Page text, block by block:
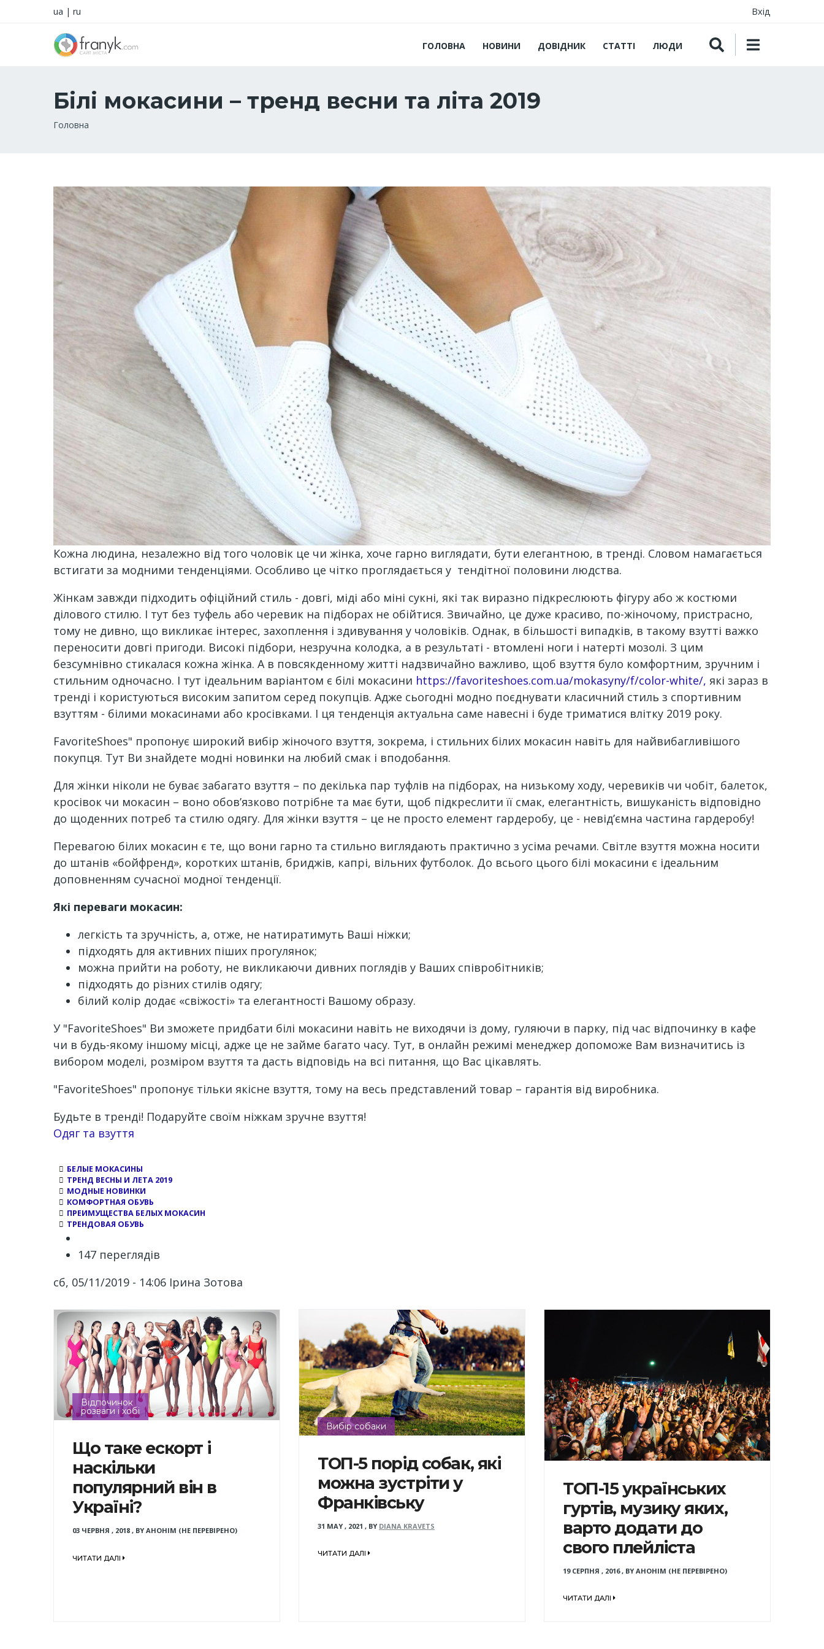
ua | ru Вхід
ГОЛОВНА НОВИНИ ДОВІДНИК СТАТТІ ЛЮДИ
Білі мокасини – тренд весни та літа 2019
Рядок
Головна
Кожна людина, незалежно від того чоловік це чи жінка, хоче гарно виглядати, бути елегантною, в тренді. Словом намагається
встигати за модними тенденціями. Особливо це чітко проглядається у тендітної половини людства.
Жінкам завжди підходить офіційний стиль - довгі, міді або міні сукні, які так виразно підкреслюють фігуру або ж костюми
ділового стилю. І тут без туфель або черевик на підборах не обійтися. Звичайно, це дуже красиво, по-жіночому, пристрасно,
тому не дивно, що викликає інтерес, захоплення і здивування у чоловіків. Однак, в більшості випадків, в такому взутті важко
переносити довгі пригоди. Високі підбори, незручна колодка, а в результаті - втомлені ноги і натерті мозолі. З цим
безсумнівно стикалася кожна жінка. А в повсякденному житті надзвичайно важливо, щоб взуття було комфортним, зручним і
стильним одночасно. І тут ідеальним варіантом є білі мокасини https://favoriteshoes.com.ua/mokasyny/f/color-white/, які зараз в
тренді і користуються високим запитом серед покупців. Адже сьогодні модно поєднувати класичний стиль з спортивним
взуттям - білими мокасинами або кросівками. І ця тенденція актуальна саме навесні і буде триматися влітку 2019 року.
FavoriteShoes" пропонує широкий вибір жіночого взуття, зокрема, і стильних білих мокасин навіть для найвибагливішого
покупця. Тут Ви знайдете модні новинки на любий смак і вподобання.
Для жінки ніколи не буває забагато взуття – по декілька пар туфлів на підборах, на низькому ходу, черевиків чи чобіт, балеток,
кросівок чи мокасин – воно обов’язково потрібне та має бути, щоб підкреслити її смак, елегантність, вишуканість відповідно
до щоденних потреб та стилю одягу. Для жінки взуття – це не просто елемент гардеробу, це - невід’ємна частина гардеробу!
Перевагою білих мокасин є те, що вони гарно та стильно виглядають практично з усіма речами. Світле взуття можна носити
до штанів «бойфренд», коротких штанів, бриджів, капрі, вільних футболок. До всього цього білі мокасини є ідеальним
доповненням сучасної модної тенденції.
Які переваги мокасин:
легкість та зручність, а, отже, не натиратимуть Ваші ніжки;
підходять для активних піших прогулянок;
можна прийти на роботу, не викликаючи дивних поглядів у Ваших співробітників;
підходять до різних стилів одягу;
білий колір додає «свіжості» та елегантності Вашому образу.
У "FavoriteShoes" Ви зможете придбати білі мокасини навіть не виходячи із дому, гуляючи в парку, під час відпочинку в кафе
чи в будь-якому іншому місці, адже це не займе багато часу. Тут, в онлайн режимі менеджер допоможе Вам визначитись із
вибором моделі, розміром взуття та дасть відповідь на всі питання, що Вас цікавлять.
"FavoriteShoes" пропонує тільки якісне взуття, тому на весь представлений товар – гарантія від виробника.
Будьте в тренді! Подаруйте своїм ніжкам зручне взуття!
Channel
Одяг та взуття
БЕЛЫЕ МОКАСИНЫ
ТРЕНД ВЕСНЫ И ЛЕТА 2019
МОДНЫЕ НОВИНКИ
КОМФОРТНАЯ ОБУВЬ
ПРЕИМУЩЕСТВА БЕЛЫХ МОКАСИН
ТРЕНДОВАЯ ОБУВЬ
147 переглядів
сб, 05/11/2019 - 14:06 Ірина Зотова
Відпочинок
розваги і хобі
Що таке ескорт і
наскільки
популярний він в
Україні?
03 ЧЕРВНЯ , 2018 , BY АНОНІМ (НЕ ПЕРЕВІРЕНО)
ЧИТАТИ ДАЛІ
Вибір собаки
ТОП-5 порід собак, які
можна зустріти у
Франківську
31 MAY , 2021 , BY DIANA KRAVETS
ЧИТАТИ ДАЛІ
ТОП-15 українських
гуртів, музику яких,
варто додати до
свого плейліста
19 СЕРПНЯ , 2016, BY АНОНІМ (НЕ ПЕРЕВІРЕНО)
ЧИТАТИ ДАЛІ